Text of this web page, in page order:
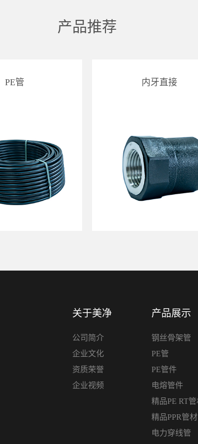
产品推荐
PE管 内牙直接
关于美净
公司简介
企业文化
资质荣誉
企业视频
产品展示
钢丝骨架管
PE管
PE管件
电熔管件
精品PE RT
精品PPR管
电力穿线管